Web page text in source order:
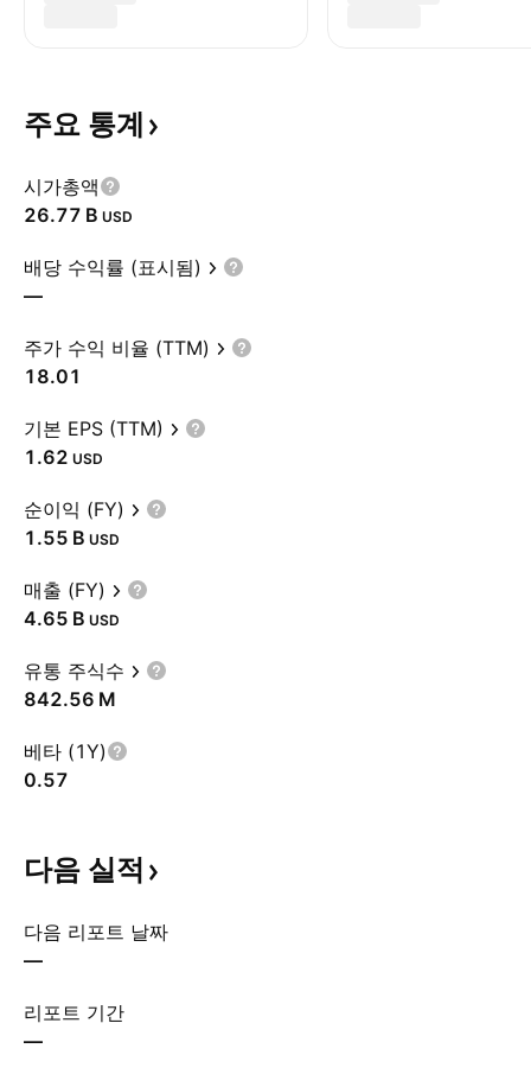
주요 통계
시가총액
‪26.77 B‬ USD
배당 수익률 (표시됨)
—
주가 수익 비율 (TTM)
18.01
기본 EPS (TTM)
1.62 USD
순이익 (FY)
‪1.55 B‬ USD
매출 (FY)
‪4.65 B‬ USD
유통 주식수
‪842.56 M‬
베타 (1Y)
0.57
다음 실적
다음 리포트 날짜
—
리포트 기간
—